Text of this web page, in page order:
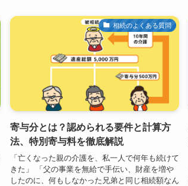
相続のよくある質問
寄与分とは？認められる要件と計算方
法、特別寄与料を徹底解説
「亡くなった親の介護を、私一人で何年も続けて
きた」 「父の事業を無給で手伝い、財産を増や
したのに、何もしなかった兄弟と同じ相続額なん